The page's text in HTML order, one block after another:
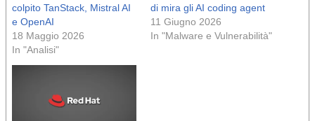
colpito TanStack, Mistral AI
e OpenAI
18 Maggio 2026
In "Analisi"
di mira gli AI coding agent
11 Giugno 2026
In "Malware e Vulnerabilità"